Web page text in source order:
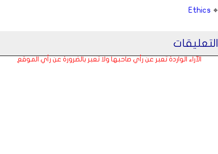
Ethics
التعليقات
الآراء الواردة تعبر عن رأي صاحبها ولا تعبر بالضرورة عن رأي الموقع